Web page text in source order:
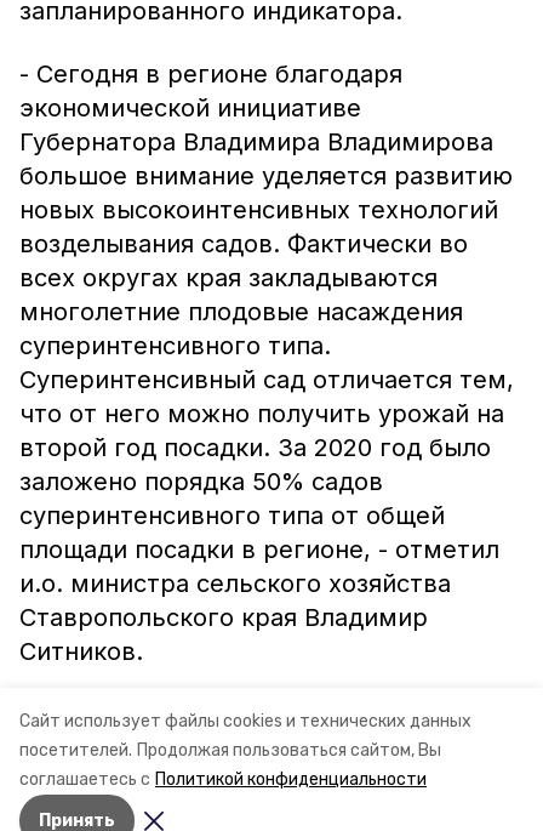
Сайт использует файлы cookies и технических данных
посетителей. Продолжая пользоваться сайтом, Вы
соглашаетесь с Политикой конфиденциальности
Принять
запланированного индикатора.
- Сегодня в регионе благодаря
экономической инициативе
Губернатора Владимира Владимирова
большое внимание уделяется развитию
новых высокоинтенсивных технологий
возделывания садов. Фактически во
всех округах края закладываются
многолетние плодовые насаждения
суперинтенсивного типа.
Суперинтенсивный сад отличается тем,
что от него можно получить урожай на
второй год посадки. За 2020 год было
заложено порядка 50% садов
суперинтенсивного типа от общей
площади посадки в регионе, - отметил
и.о. министра сельского хозяйства
Ставропольского края Владимир
Ситников.
Информация: минсельхоз
Ставропольского края
Авторы: Ольга Винницкая